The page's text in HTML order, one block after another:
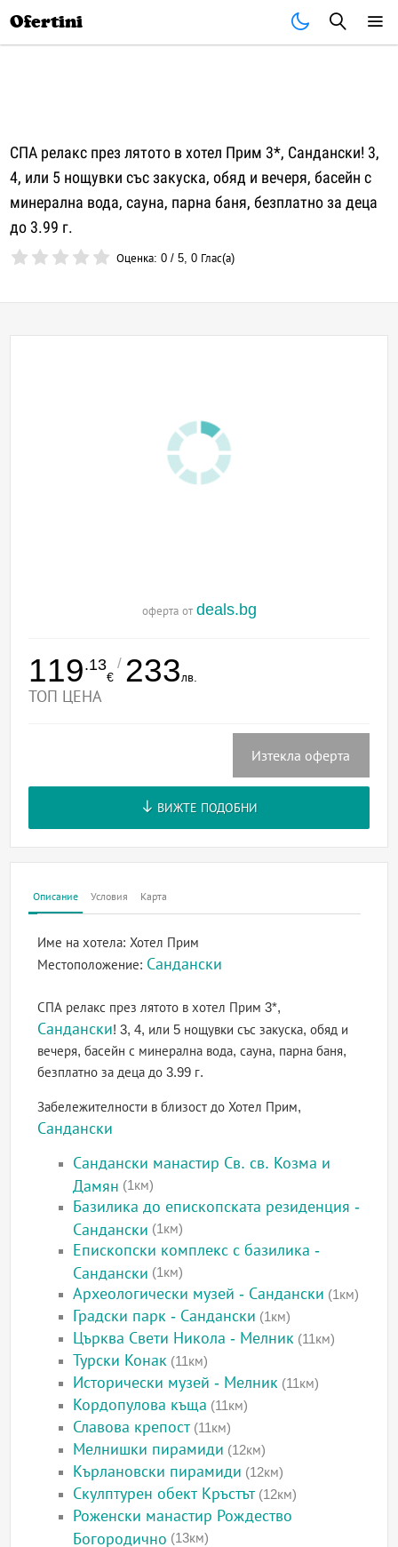
Ofertini
СПА релакс през лятото в хотел Прим 3*, Сандански! 3,
4, или 5 нощувки със закуска, обяд и вечеря, басейн с
минерална вода, сауна, парна баня, безплатно за деца
до 3.99 г.
Оценка:0 /5,0 Глас(а)
оферта от deals.bg
119.13
€
/ 233лв.
ТОП ЦЕНА
Изтекла оферта
ВИЖТЕ ПОДОБНИ
Описание Условия Карта
Име на хотела: Хотел Прим
Местоположение: Сандански
СПА релакс през лятото в хотел Прим 3*,
Сандански! 3, 4, или 5 нощувки със закуска, обяд и
вечеря, басейн с минерална вода, сауна, парна баня,
безплатно за деца до 3.99 г.
Забележителности в близост до Хотел Прим,
Сандански
Сандански манастир Св. св. Козма и
Дамян (1км)
Базилика до епископската резиденция -
Сандански (1км)
Епископски комплекс с базилика -
Сандански (1км)
Археологически музей - Сандански (1км)
Градски парк - Сандански (1км)
Църква Свети Никола - Мелник (11км)
Турски Конак (11км)
Исторически музей - Мелник (11км)
Кордопулова къща (11км)
Славова крепост(11км)
Мелнишки пирамиди (12км)
Кърлановски пирамиди (12км)
Скулптурен обект Кръстът(12км)
Роженски манастир Рождество
Богородично (13км)